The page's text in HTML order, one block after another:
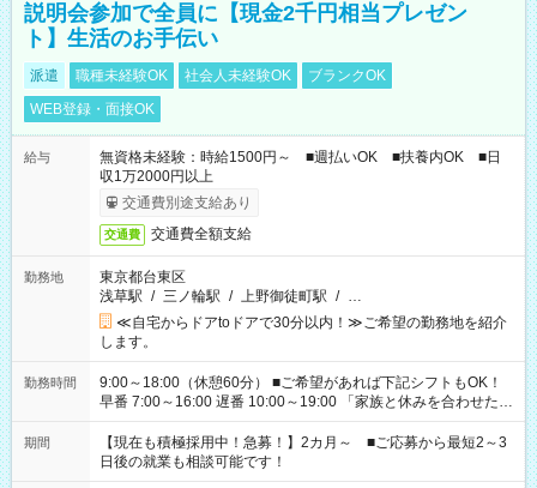
説明会参加で全員に【現金2千円相当プレゼン
ト】生活のお手伝い
派遣 職種未経験OK 社会人未経験OK
ブランクOK
WEB登録・面接OK
給与
無資格未経験：時給1500円～ ■週払いOK ■扶養内OK ■日
収1万2000円以上
交通費別途支給あり
交通費 交通費全額支給
勤務地
東京都台東区
浅草駅 / 三ノ輪駅 / 上野御徒町駅 / …
≪自宅からドアtoドアで30分以内！≫ご希望の勤務地を紹介
します。
勤務時間
9:00～18:00（休憩60分） ■ご希望があれば下記シフトもOK！
早番 7:00～16:00 遅番 10:00～19:00 「家族と休みを合わせた
い」 「余裕を持って夕飯の準備がしたい」 「できれば残業はし
たくない」 など、ご希望を教えてくださいね。 ※Wワーク希望
の方へ 今ご覧のお仕事で希望する勤務時間と、もう1つのお仕事
の勤務時間。 合計で週40時間を超える場合は応募できません。
期間
【現在も積極採用中！急募！】2カ月～ ■ご応募から最短2～3
日後の就業も相談可能です！